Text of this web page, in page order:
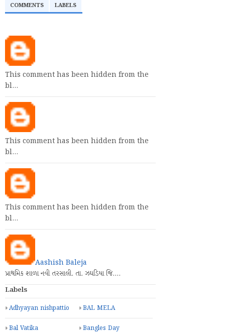
COMMENTS LABELS
This comment has been hidden from the
bl…
This comment has been hidden from the
bl…
This comment has been hidden from the
bl…
Aashish Baleja
પ્રાથમિક શાળા નવી તરસાલી. તા. ઝઘડિયા જિ.…
Labels
Adhyayan nishpattio BAL MELA
Bal Vatika Bangles Day